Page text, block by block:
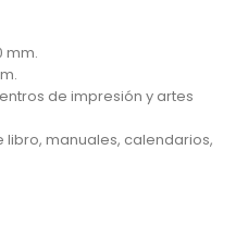
mm.
de impresión y artes
manuales, calendarios,